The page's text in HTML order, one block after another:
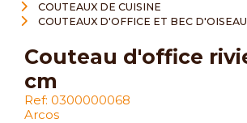
COUTEAUX DE CUISINE
COUTEAUX D'OFFICE ET BEC D'OISEAU
couteau d'office riviera 10
cm
Ref: 0300000068
Arcos